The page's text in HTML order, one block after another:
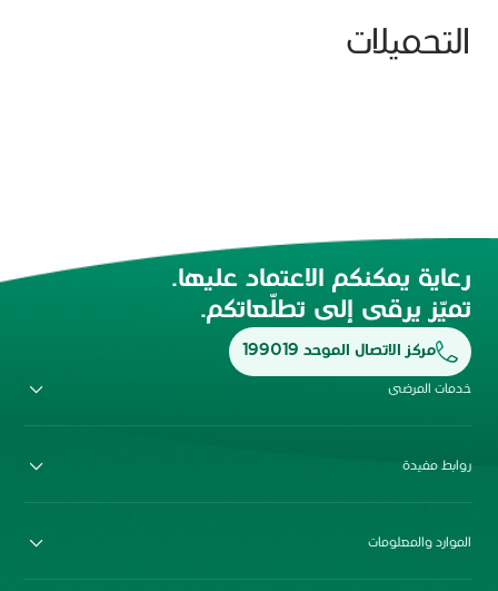
التحميلات
رعاية يمكنكم الاعتماد عليها.
تميّز يرقى إلى تطلّعاتكم.
مركز الاتصال الموحد 199019
خدمات المرضى
روابط مفيدة
الموارد والمعلومات